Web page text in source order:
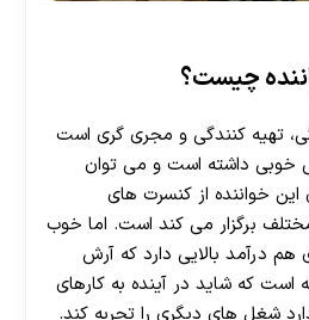
شارژ هدیه بیشتر فقط با ثبت نام در
چیست؟
تهیه کنندگی و مجری گری است
خوبی داشته است و می توان
خواننده از کنسرت های
برگزار می کند است. اما خوب
درآمد بالایی دارد که آرش
که شاید در آینده به کارهای